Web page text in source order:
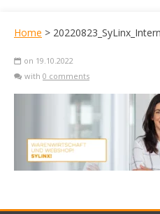
Home >
on 19.10.2022
with 0 comments